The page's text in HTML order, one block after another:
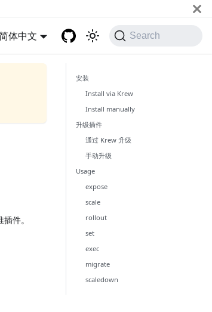
体中文 Search
件。
安装
Install via Krew
Install manually
升级插件
通过 Krew 升级
手动升级
Usage
expose
scale
rollout
set
exec
migrate
scaledown